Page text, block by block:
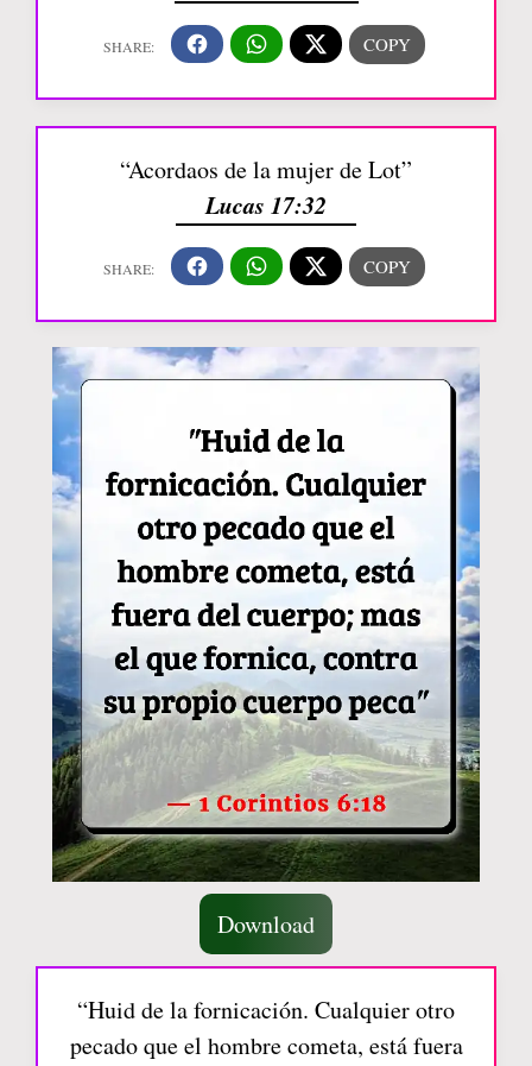
“Acordaos de la mujer de Lot”
Lucas 17:32
Download
“Huid de la fornicación. Cualquier otro
pecado que el hombre cometa, está fuera